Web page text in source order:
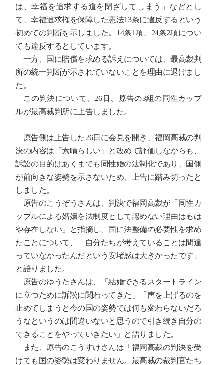
は、幸福を追求する道を閉ざしてしまう」などとし
て、幸福追求権を保障した憲法13条に違反するという
初めての判断を示しました。14条1項、24条2項につい
ても違反するとしています。
一方、国に賠償を求める訴えについては、最高裁判
所の統一判断が示されていないことを理由に退けまし
た。
この判決について、26日、原告の3組の同性カップ
ルが最高裁判所に上告しました。
原告側は上告した26日に会見を開き、福岡高裁の判
決の内容は「素晴らしい」と改めて評価しながらも、
訴訟の目的はあくまでも同性婚の法制化であり、国側
が前向きな姿勢を示さないため、上告に踏み切ったと
しました。
原告のこうぞうさんは、判決で福岡高裁が「同性カ
ップルによる婚姻を法制度として認めない理由はもは
や存在しない」と指摘し、国に法整備の必要性を求め
たことについて、「自分たちが考えていることは間違
っていなかったんだという安堵感は大きかったです」
と語りました。
原告のゆうたさんは、「結婚できるスタートライン
に立つために訴訟に関わってきた」「声を上げるのを
止めてしまうと今の国の姿勢では何も変わらないだろ
うなというのは間違いないと思うので引き続き自分の
できることをやっていきたい」と語りました。
また、原告のこうすけさんは「福岡高裁の判決を受
けても国の姿勢は変わりません。最高裁の裁判官たち